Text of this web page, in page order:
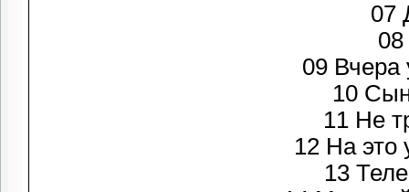
07
09
10
11 Не
12 На это
13